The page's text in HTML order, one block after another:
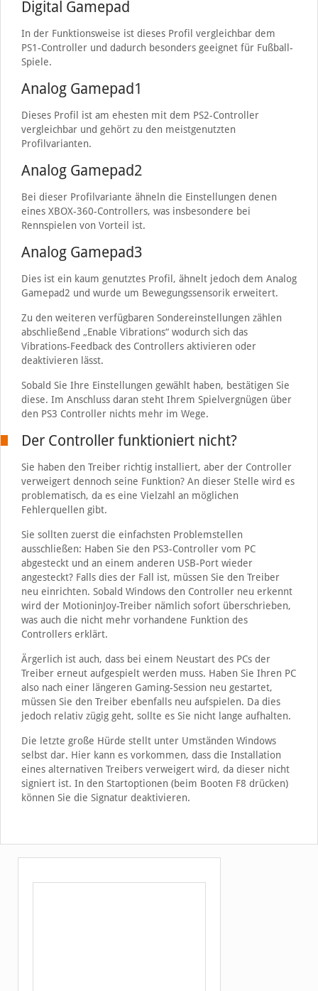
Digital Gamepad
In der Funktionsweise ist dieses Profil vergleichbar dem
PS1-Controller und dadurch besonders geeignet für Fußball-
Spiele.
Analog Gamepad1
Dieses Profil ist am ehesten mit dem PS2-Controller
vergleichbar und gehört zu den meistgenutzten
Profilvarianten.
Analog Gamepad2
Bei dieser Profilvariante ähneln die Einstellungen denen
eines XBOX-360-Controllers, was insbesondere bei
Rennspielen von Vorteil ist.
Analog Gamepad3
Dies ist ein kaum genutztes Profil, ähnelt jedoch dem Analog
Gamepad2 und wurde um Bewegungssensorik erweitert.
Zu den weiteren verfügbaren Sondereinstellungen zählen
abschließend „Enable Vibrations“ wodurch sich das
Vibrations-Feedback des Controllers aktivieren oder
deaktivieren lässt.
Sobald Sie Ihre Einstellungen gewählt haben, bestätigen Sie
diese. Im Anschluss daran steht Ihrem Spielvergnügen über
den PS3 Controller nichts mehr im Wege.
Der Controller funktioniert nicht?
Sie haben den Treiber richtig installiert, aber der Controller
verweigert dennoch seine Funktion? An dieser Stelle wird es
problematisch, da es eine Vielzahl an möglichen
Fehlerquellen gibt.
Sie sollten zuerst die einfachsten Problemstellen
ausschließen: Haben Sie den PS3-Controller vom PC
abgesteckt und an einem anderen USB-Port wieder
angesteckt? Falls dies der Fall ist, müssen Sie den Treiber
neu einrichten. Sobald Windows den Controller neu erkennt
wird der MotioninJoy-Treiber nämlich sofort überschrieben,
was auch die nicht mehr vorhandene Funktion des
Controllers erklärt.
Ärgerlich ist auch, dass bei einem Neustart des PCs der
Treiber erneut aufgespielt werden muss. Haben Sie Ihren PC
also nach einer längeren Gaming-Session neu gestartet,
müssen Sie den Treiber ebenfalls neu aufspielen. Da dies
jedoch relativ zügig geht, sollte es Sie nicht lange aufhalten.
Die letzte große Hürde stellt unter Umständen Windows
selbst dar. Hier kann es vorkommen, dass die Installation
eines alternativen Treibers verweigert wird, da dieser nicht
signiert ist. In den Startoptionen (beim Booten F8 drücken)
können Sie die Signatur deaktivieren.